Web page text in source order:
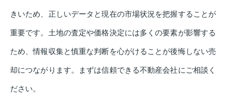
きいため、正しいデータと現在の市場状況を把握することが
重要です。土地の査定や価格決定には多くの要素が影響する
ため、情報収集と慎重な判断を心がけることが後悔しない売
却につながります。まずは信頼できる不動産会社にご相談く
ださい。